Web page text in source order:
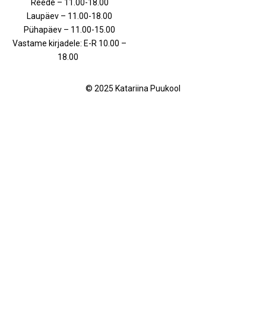
Reede – 11.00-18.00
Laupäev – 11.00-18.00
Pühapäev – 11.00-15.00
Vastame kirjadele: E-R 10.00 –
18.00
© 2025 Katariina Puukool